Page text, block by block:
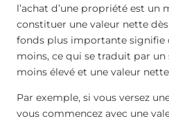
l’achat d’une propriété est un
constituer une valeur nette
fonds plus importante signifie
moins, ce qui se traduit par
moins élevé et une valeur
Par exemple, si vous versez
vous commencez avec une